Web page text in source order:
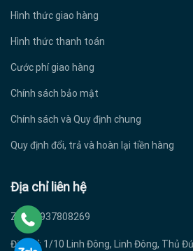
Hình thức giao hàng
Hình thức thanh toán
Cước phí giao hàng
Chính sách bảo mật
Chính sách và Quy định chung
Quy định đổi, trả và hoàn lại tiền hàng
Địa chỉ liên hệ
Zalo: 0937808269
Địa chỉ: 1/10 Linh Đông, Linh Đông, Thủ